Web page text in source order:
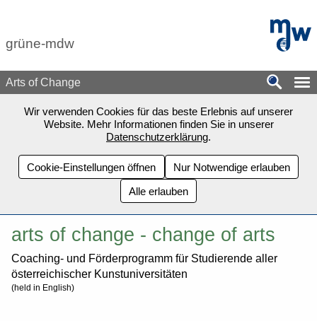
grüne-mdw
mdw -
Arts of Change
Wir verwenden Cookies für das beste Erlebnis auf unserer
Website. Mehr Informationen finden Sie in unserer
Datenschutzerklärung.
Cookie-Einstellungen öffnen
Nur Notwendige erlauben
Alle erlauben
arts of change - change of arts
Coaching- und Förderprogramm für Studierende aller
österreichischer Kunstuniversitäten
(held in English)